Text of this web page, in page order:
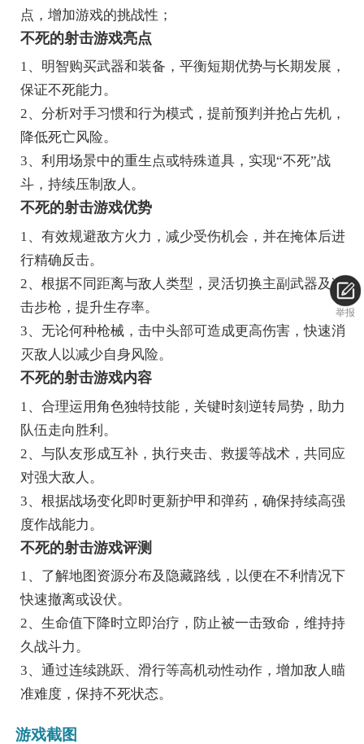
点，增加游戏的挑战性；
不死的射击游戏亮点
1、明智购买武器和装备，平衡短期优势与长期发展，
保证不死能力。
2、分析对手习惯和行为模式，提前预判并抢占先机，
降低死亡风险。
3、利用场景中的重生点或特殊道具，实现“不死”战
斗，持续压制敌人。
不死的射击游戏优势
1、有效规避敌方火力，减少受伤机会，并在掩体后进
行精确反击。
2、根据不同距离与敌人类型，灵活切换主副武器及狙
击步枪，提升生存率。
3、无论何种枪械，击中头部可造成更高伤害，快速消
灭敌人以减少自身风险。
不死的射击游戏内容
1、合理运用角色独特技能，关键时刻逆转局势，助力
队伍走向胜利。
2、与队友形成互补，执行夹击、救援等战术，共同应
对强大敌人。
3、根据战场变化即时更新护甲和弹药，确保持续高强
度作战能力。
不死的射击游戏评测
1、了解地图资源分布及隐藏路线，以便在不利情况下
快速撤离或设伏。
2、生命值下降时立即治疗，防止被一击致命，维持持
久战斗力。
3、通过连续跳跃、滑行等高机动性动作，增加敌人瞄
准难度，保持不死状态。
游戏截图
举报